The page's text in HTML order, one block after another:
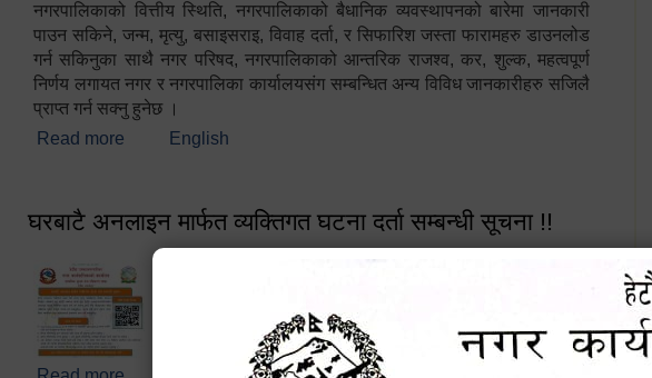
नगरपालिकाको वित्तीय स्थिति, नगरपालिकाको बैधानिक व्यवस्थापनको बारेमा जानकारी
पाउन सकिने, जन्म, मृत्यु, बसाइसराइ, विवाह दर्ता, र सिफारिश जस्ता फारामहरु डाउनलोड
गर्न सकिनुका साथै नगर परिषद, नगरपालिकाको आन्तरिक राजश्व, कर, शुल्क, महत्वपूर्ण
निर्णय लगायत नगर र नगरपालिका कार्यालयसंग सम्बन्धित अन्य विविध जानकारीहरु सजिलै
प्राप्त गर्न सक्नु हुनेछ ।
Read more about स्वागतम!!!
English
घरबाटै अनलाइन मार्फत व्यक्तिगत घटना दर्ता सम्बन्धी सूचना !!